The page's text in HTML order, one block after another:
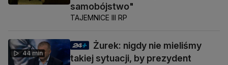
samobójstwo"
TAJEMNICE III RP
44 min
Żurek: nigdy nie mieliśmy
takiej sytuacji, by prezydent